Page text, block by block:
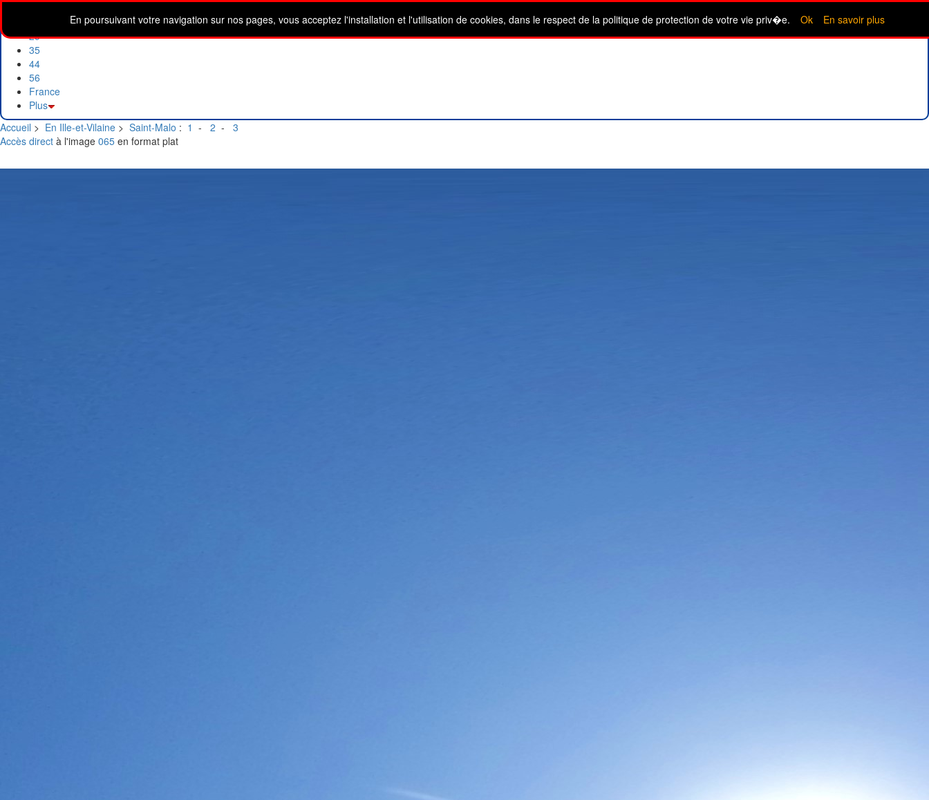
29
35
44
56
France
Plus
Accueil > En Ille-et-Vilaine > Saint-Malo : 1 - 2 -
3
Accès direct à l'image 065 en format plat
En poursuivant votre navigation sur nos pages, vous acceptez l'installation et l'utilisation de cookies, dans le respect de la politique de protection de votre vie priv�e. Ok En savoir plus